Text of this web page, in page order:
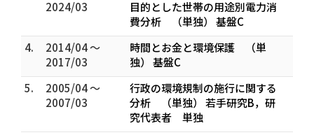
2024/03
目的とした世帯の用途別電力消
費分析 （単独） 基盤C
4.
2014/04 ～
2017/03
時間とお金と環境保護 （単
独） 基盤C
5.
2005/04 ～
2007/03
行政の環境規制の施行に関する
分析 （単独） 若手研究B，研
究代表者 単独